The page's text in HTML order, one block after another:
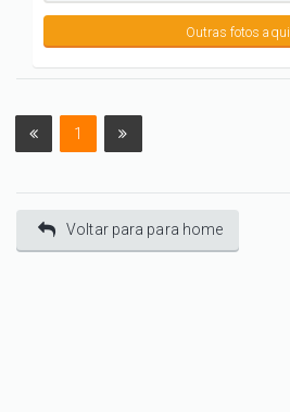
Outras fotos aqui
1
Voltar para para home